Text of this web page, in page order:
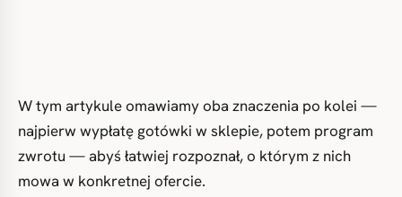
W tym artykule omawiamy oba znaczenia po kolei —
najpierw wypłatę gotówki w sklepie, potem program
zwrotu — abyś łatwiej rozpoznał, o którym z nich
mowa w konkretnej ofercie.